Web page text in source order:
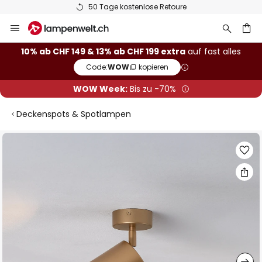
50 Tage kostenlose Retoure
Inhalt
springen
10% ab CHF 149 & 13% ab CHF 199 extra auf fast alles
Code:WOW kopieren
WOW Week:Bis zu -70%
Deckenspots & Spotlampen
Zum